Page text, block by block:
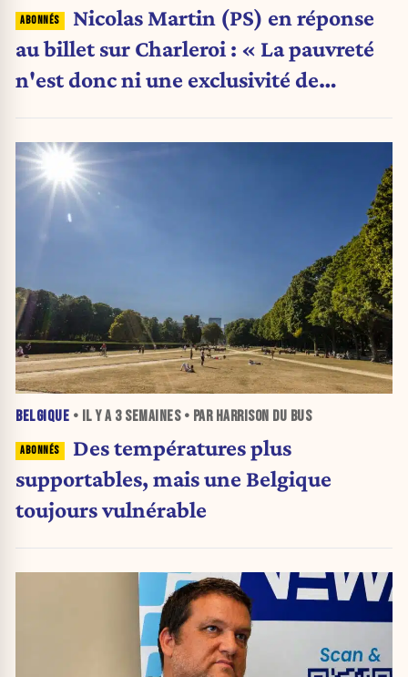
Nicolas Martin (PS) en réponse
au billet sur Charleroi : « La pauvreté
n'est donc ni une exclusivité de
BELGIQUE • IL Y A 3 SEMAINES• PAR HARRISON DU BUS
Des températures plus
supportables, mais une Belgique
toujours vulnérable